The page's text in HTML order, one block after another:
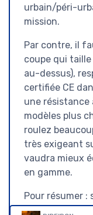
urbain/péri-
mission.
Par contre, il
coupe qui
au-dessus),
certifiée CE
une résistance
modèles plus
roulez
très exigeant
vaudra mieux
en gamme.
Pour résumer :
au bon